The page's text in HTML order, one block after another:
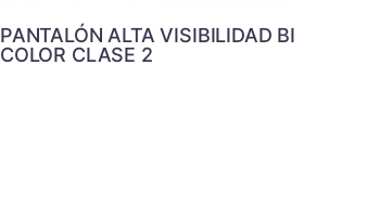
PANTALÓN ALTA VISIBILIDAD BI
COLOR CLASE 2